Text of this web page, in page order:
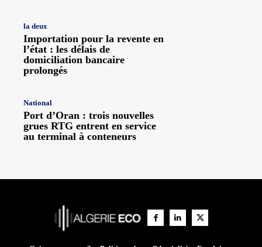
la deux
Importation pour la revente en
l’état : les délais de
domiciliation bancaire
prolongés
National
Port d’Oran : trois nouvelles
grues RTG entrent en service
au terminal à conteneurs